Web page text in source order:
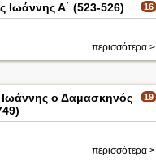
16
Ιωάννης Α΄ (523-526)
περισσότερα >
19
Ιωάννης ο Δαμασκηνός
περισσότερα >